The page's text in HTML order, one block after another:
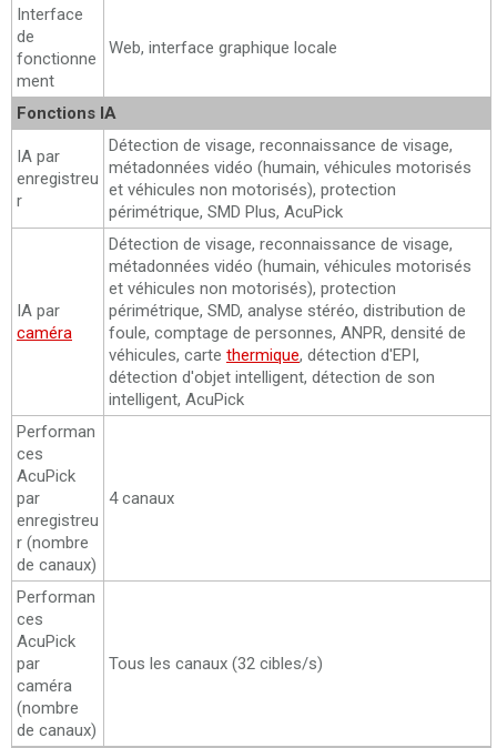
Interface
de
fonctionne
ment
Web, interface graphique locale
Fonctions IA
IA par
enregistreu
r
Détection de visage, reconnaissance de visage,
métadonnées vidéo (humain, véhicules motorisés
et véhicules non motorisés), protection
périmétrique, SMD Plus, AcuPick
IA par
caméra
Détection de visage, reconnaissance de visage,
métadonnées vidéo (humain, véhicules motorisés
et véhicules non motorisés), protection
périmétrique, SMD, analyse stéréo, distribution de
foule, comptage de personnes, ANPR, densité de
véhicules, carte thermique, détection d'EPI,
détection d'objet intelligent, détection de son
intelligent, AcuPick
Performan
ces
AcuPick
par
enregistreu
r (nombre
de canaux)
4 canaux
Performan
ces
AcuPick
par
caméra
(nombre
de canaux)
Tous les canaux (32 cibles/s)